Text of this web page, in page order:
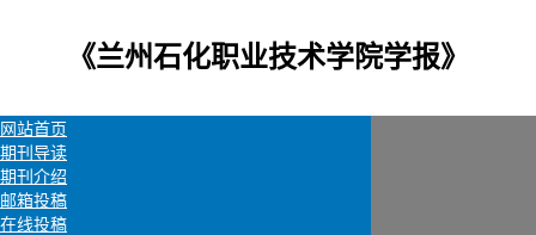
《兰州石化职业技术学院学报》
网站首页
期刊导读
期刊介绍
邮箱投稿
在线投稿